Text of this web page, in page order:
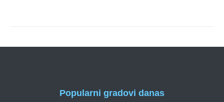
Popularni gradovi danas